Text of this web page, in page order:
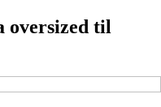
oversized til